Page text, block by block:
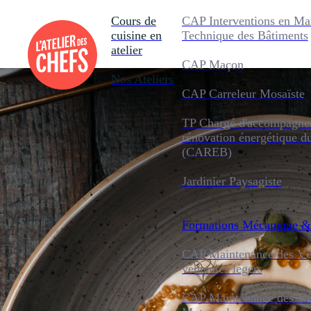
Cours de
cuisine en
atelier
Nos Ateliers
CAP Interventions en
Technique des Bâtiments
CAP Maçon
CAP Carreleur Mosaïste
TP Chargé
rénovation énergétique
(CAREB)
Jardinier Paysagiste
Formations Mécanique
CAP Maintenance des
véhicules légers
CAP Maintenance des